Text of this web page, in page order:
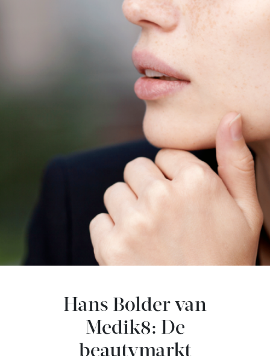
Hans Bolder van
Medik8: De
beautymarkt